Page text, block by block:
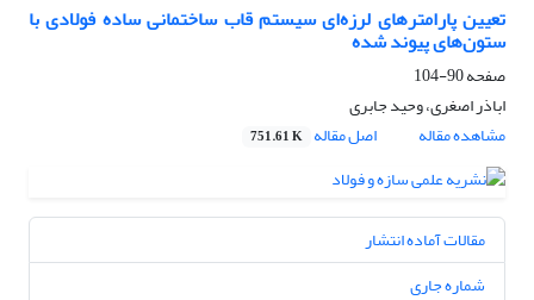
تعیین پارامترهای لرزه‌ای سیستم قاب ساختمانی ساده فولادی با
ستون‌های پیوند شده
صفحه90-104
اباذر اصغری، وحید جابری
مشاهده مقاله
اصل مقاله 751.61 K
مقالات آماده انتشار
شماره جاری